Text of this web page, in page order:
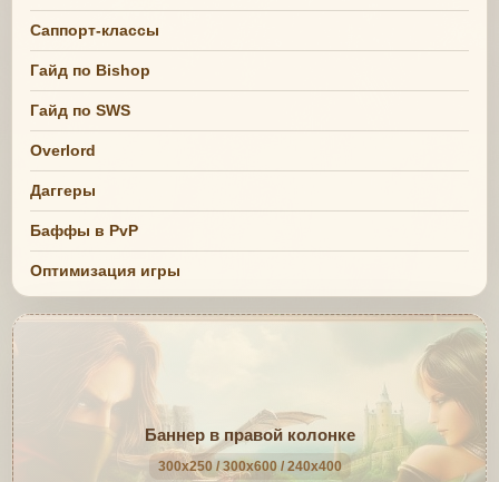
Саппорт-классы
Гайд по Bishop
Гайд по SWS
Overlord
Даггеры
Баффы в PvP
Оптимизация игры
Баннер в правой колонке
300x250 / 300x600 / 240x400